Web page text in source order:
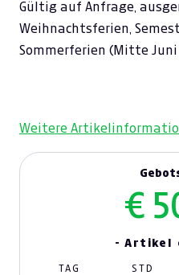
Gültig auf Anfrage,
Weihnachtsferien,
Sommerferien (Mitte Juni
Weitere
€
- Artikel
TAG STD